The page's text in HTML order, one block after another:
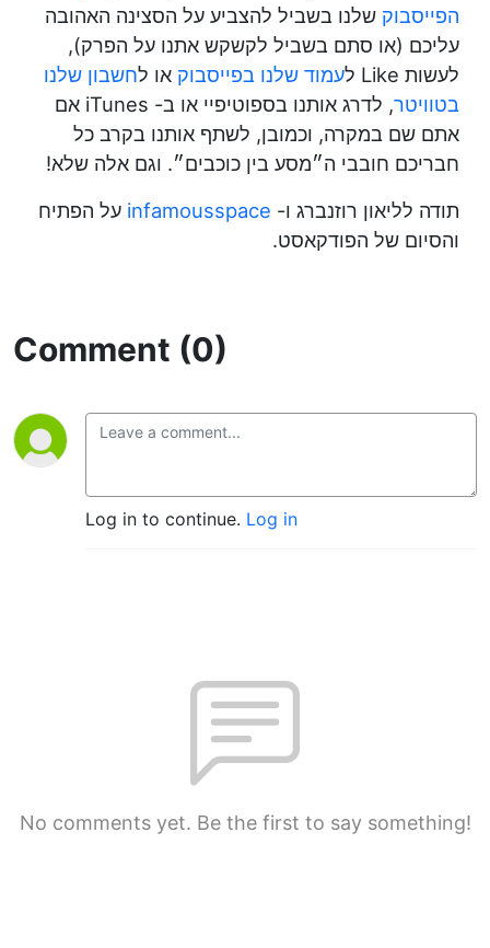
הפייסבוק שלנו בשביל להצביע על הסצינה האהובה
עליכם (או סתם בשביל לקשקש אתנו על הפרק),
לעשות Like ל
עמוד שלנו בפייסבוק או לחשבון שלנו
בטוויטר
, לדרג אותנו בספוטיפיי או ב- iTunes אם
אתם שם במקרה, וכמובן, לשתף אותנו בקרב כל
חבריכם חובבי ה״מסע בין כוכבים״. וגם אלה שלא!
תודה לליאון רוזנברג ו- infamousspace על הפתיח
והסיום של הפודקאסט.
Comment (0)
Log in to continue. Log in
No comments yet. Be the first to say something!